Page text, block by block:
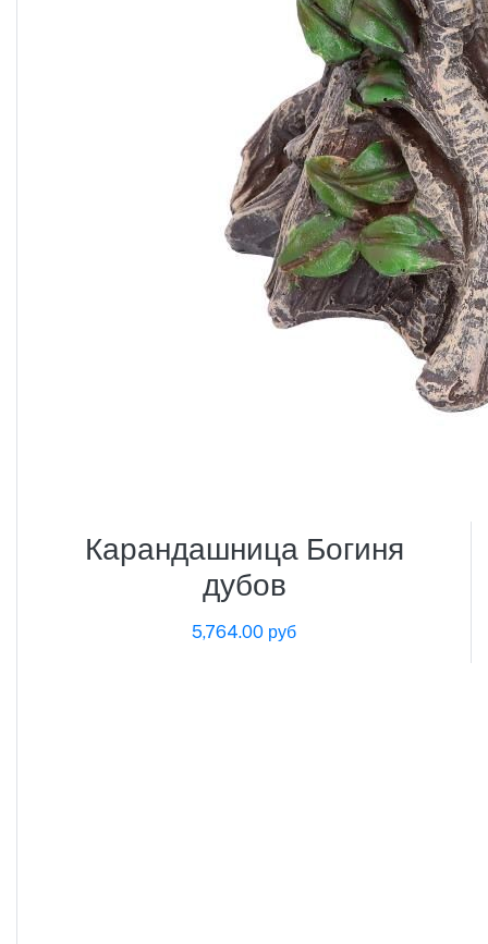
Карандашница Богиня
дубов
5,764.00 руб